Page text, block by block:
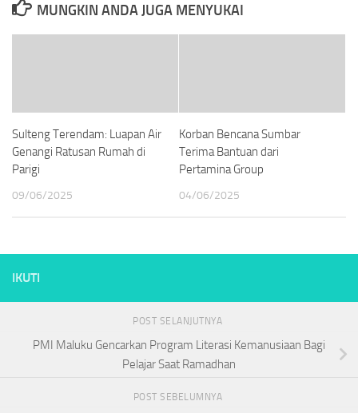
MUNGKIN ANDA JUGA MENYUKAI
Sulteng Terendam: Luapan Air
Genangi Ratusan Rumah di
Parigi
09/06/2025
Korban Bencana Sumbar
Terima Bantuan dari
Pertamina Group
04/06/2025
IKUTI
POST SELANJUTNYA
PMI Maluku Gencarkan Program Literasi Kemanusiaan Bagi
Pelajar Saat Ramadhan
POST SEBELUMNYA